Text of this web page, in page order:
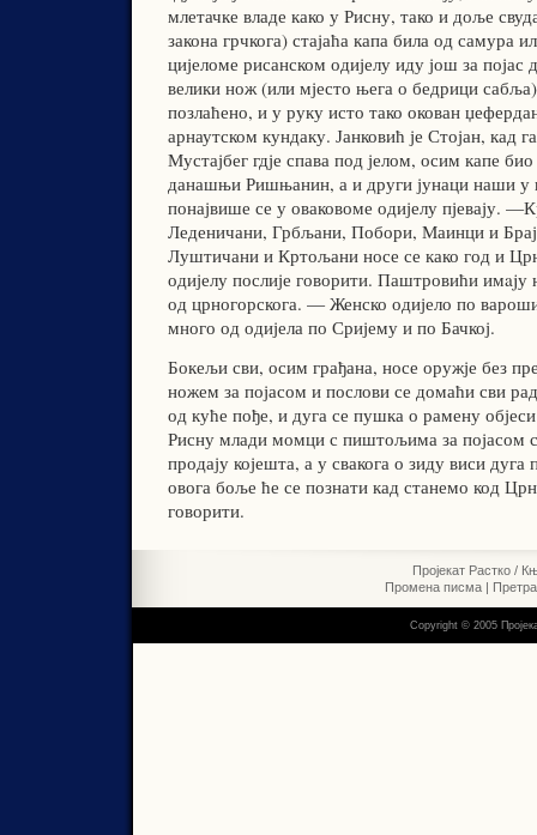
млетачке владе како у Рисну, тако и доље
закона грчкога) стајаћа капа била од самура
цијеломе рисанском одијелу иду још за појас
велики нож (или мјесто њега о бедрици
позлаћено, и у руку исто тако окован
арнаутском кундаку. Јанковић је Стојан, кад
Мустајбег гдје спава под јелом, осим капе
данашњи Ришњанин, а и други јунаци наши у
понајвише се у оваковоме одијелу пјевају.
Леденичани, Грбљани, Побори, Маинци и
Луштичани и Кртољани носе се како год и
одијелу послије говорити. Паштровићи имajу
од црногорскога. — Женско одијело по
много од одијела по Сријему и по Бачкој.
Бокељи сви, осим грађана, носе оружје без
ножем за појасом и послови се домаћи сви
од куће пође, и дуга се пушка о рамену
Рисну млади момци с пиштољима за појасом
продају којешта, а у свакога о зиду виси
овога боље ће се познати кад станемо код
говорити.
Пројекат Растко/
Промена писма|
Copyright © 2005